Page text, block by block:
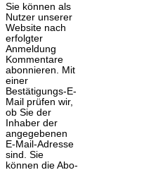
Sie können als
Nutzer unserer
Website nach
erfolgter
Anmeldung
Kommentare
abonnieren. Mit
einer
Bestätigungs-E-
Mail prüfen wir,
ob Sie der
Inhaber der
angegebenen
E-Mail-Adresse
sind. Sie
können die Abo-